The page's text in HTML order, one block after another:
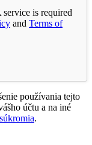
is required
and Terms of
používania tejto
účtu a na iné
.